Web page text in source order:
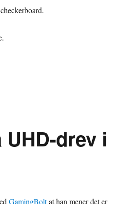
drev i
GamingBoltat han mener det er